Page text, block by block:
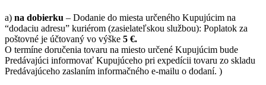
a) na dobierku – Dodanie do miesta určeného Kupujúcim na
“dodaciu adresu” kuriérom (zasielateľskou službou): Poplatok za
poštovné je účtovaný vo výške 5 €.
O termíne doručenia tovaru na miesto určené Kupujúcim bude
Predávajúci informovať Kupujúceho pri expedícii tovaru zo skladu
Predávajúceho zaslaním informačného e-mailu o dodaní. )